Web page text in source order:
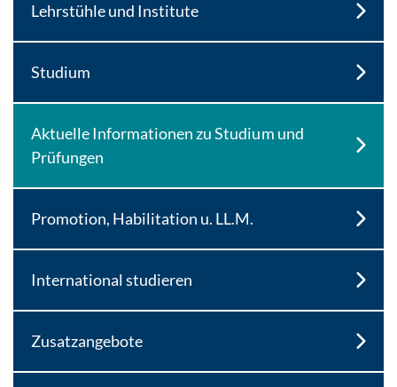
Lehrstühle und Institute
Studium
Aktuelle Informationen zu Studium und
Prüfungen
Promotion, Habilitation u. LL.M.
International studieren
Zusatzangebote